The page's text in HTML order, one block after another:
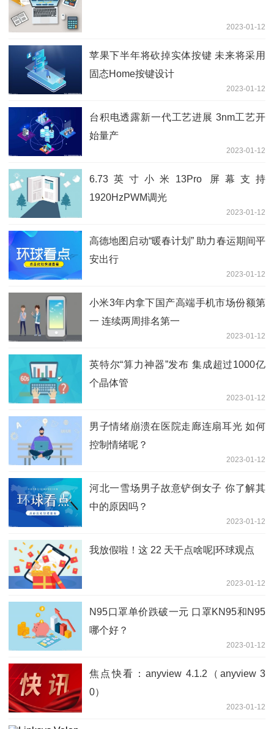
2023-01-12
苹果下半年将砍掉实体按键 未来将采用
固态Home按键设计
2023-01-12
台积电透露新一代工艺进展 3nm工艺开
始量产
2023-01-12
6.73英寸小米13Pro 屏幕支持
1920HzPWM调光
2023-01-12
高德地图启动“暖春计划” 助力春运期间平
安出行
2023-01-12
小米3年内拿下国产高端手机市场份额第
一 连续两周排名第一
2023-01-12
英特尔“算力神器”发布 集成超过1000亿
个晶体管
2023-01-12
男子情绪崩溃在医院走廊连扇耳光 如何
控制情绪呢？
2023-01-12
河北一雪场男子故意铲倒女子 你了解其
中的原因吗？
2023-01-12
我放假啦！这 22 天干点啥呢|环球观点
2023-01-12
N95口罩单价跌破一元 口罩KN95和N95
哪个好？
2023-01-12
焦点快看：anyview 4.1.2（anyview 3
0）
2023-01-12